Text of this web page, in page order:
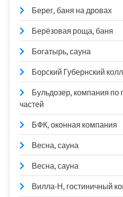
Берег, баня на дровах
Берёзовая роща, баня
Богатырь, сауна
Борский Губернский
Бульдозер, компания
частей
БФК, оконная компания
Весна, сауна
Весна, сауна
Вилла-Н, гостиничный